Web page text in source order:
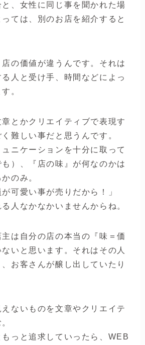
、女性に同じ事を聞かれた場
ては、別のお店を紹介すると
の価値が違うんです。それは
人と受け手、時間などによっ
。
とかクリエイティブで表現す
難しい事だと思うんです。
ニケーションを十分に取って
）、『店の味』が何なのかは
のみ。
が可愛い事が売りだから！」
人なかなかいませんからね。
は自分の店の本当の『味＝価
いと思います。それはその人
お客さんが醸し出していたり
ないものを文章やクリエイテ
っと追求していったら、WEB